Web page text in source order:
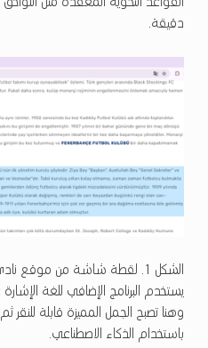
دقيقة.
الشكل 1. لقطة شاشة من موقع
وهنا تصبح الجمل المميزة قابلة للنقر
باستخدام الذكاء الاصطناعي.